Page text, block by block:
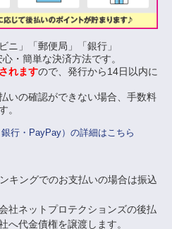
ニ」「郵便局」「銀行」
・簡単な決済方法です。
れますので、発行から14日以内に
いの確認ができない場合、手数料
。
行・PayPay）の詳細はこちら
キングでのお支払いの場合は振込
社ネットプロテクションズの後払
へ代金債権を譲渡します。